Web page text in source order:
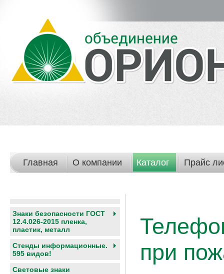
Главная О компании Каталог Прайс
Знаки безопасности ГОСТ
12.4.026-2015 пленка,
пластик, металл
Стенды информационные.
595 видов!
Световые знаки
при